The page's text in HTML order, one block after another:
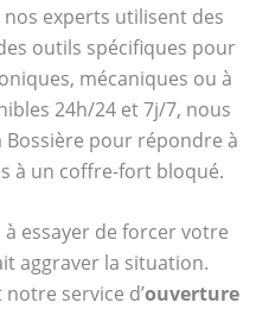
experts utilisent des
outils spécifiques pour
mécaniques ou à
24h/24 et 7j/7, nous
pour répondre à
à un coffre-fort bloqué.
essayer de forcer votre
aggraver la situation.
service d’ouverture